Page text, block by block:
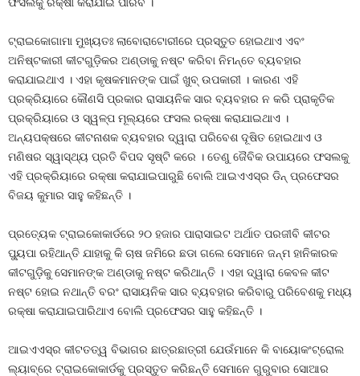
ଟ୍ରାଇକୋଗାମା ମୁଖ୍ୟତଃ ଲାବୋରାଟୋରୀରେ ପ୍ରସ୍ତୁତ ହୋଇଥାଏ ଏବଂ
ଅନିଷ୍ଟକାରୀ କୀଟଗୁଡ଼ିକର ଅଣ୍ଡାକୁ ନଷ୍ଟ କରିବା ନିମନ୍ତେ ବ୍ୟବହାର
କରାଯାଇଥାଏ । ଏହା କୃଷକମାନଙ୍କ ପାଇଁ ଖୁବ୍ ଉପକାରୀ । କାରଣ ଏହି
ପ୍ରକ୍ରିୟାରେ କୌଣସି ପ୍ରକାର ରାସାୟନିକ ସାର ବ୍ୟବହାର ନ କରି ପ୍ରାକୃତିକ
ପ୍ରକ୍ରିୟାରେ ଓ ସ୍ୱଳ୍ପ ମୂଲ୍ୟରେ ଫସଲ ରକ୍ଷା କରାଯାଇଥାଏ ।
ଅନ୍ୟପକ୍ଷରେ କୀଟନାଶକ ବ୍ୟବହାର ଦ୍ୱାରା ପରିବେଶ ଦୂଷିତ ହୋଇଥାଏ ଓ
ମଣିଷର ସ୍ୱାସ୍ଥ୍ୟ ପ୍ରତି ବିପଦ ସୃଷ୍ଟି କରେ । ତେଣୁ ଜୈବିକ ଉପାୟରେ ଫସଲକୁ
ଏହି ପ୍ରକ୍ରିୟାରେ ରକ୍ଷା କରାଯାଇପାରୁଛି ବୋଲି ଆଇଏଏସ୍‌ର ଡିନ୍ ପ୍ରଫେସର
ବିଜୟ କୁମାର ସାହୁ କହିଛନ୍ତି ।
ପ୍ରତ୍ୟେକ ଟ୍ରାଇକୋକାର୍ଡରେ ୨୦ ହଜାର ପାରାସାଇଟ ଅର୍ଥାତ ପରଜୀବି କୀଟର
ପ୍ୟୁପା ରହିଥାନ୍ତି ଯାହାକୁ କି ଚାଷ ଜମିରେ ଛଡା ଗଲେ ସେମାନେ ଜନ୍ମ ହାନିକାରକ
କୀଟଗୁଡ଼ିକୁ ସେମାନଙ୍କ ଅଣ୍ଡାକୁ ନଷ୍ଟ କରିଥାନ୍ତି । ଏହା ଦ୍ୱାରା କେବଳ କୀଟ
ନଷ୍ଟ ହୋଇ ନଥାନ୍ତି ବରଂ ରାସାୟନିକ ସାର ବ୍ୟବହାର କରିବାରୁ ପରିବେଶକୁ ମଧ୍ୟ
ରକ୍ଷା କରାଯାଇପାରିଥାଏ ବୋଲି ପ୍ରଫେସର ସାହୁ କହିଛନ୍ତି ।
ଆଇଏଏସ୍‌ର କୀଟତତ୍ୱ ବିଭାଗର ଛାତ୍ରଛାତ୍ରୀ ଯେଉଁମାନେ କି ବାୟୋକଂଟ୍ରୋଲ
ଲ୍ୟାବ୍‌ରେ ଟ୍ରାଇକୋକାର୍ଡକୁ ପ୍ରସ୍ତୁତ କରିଛନ୍ତି ସେମାନେ ଗୁରୁବାର ସୋଆର